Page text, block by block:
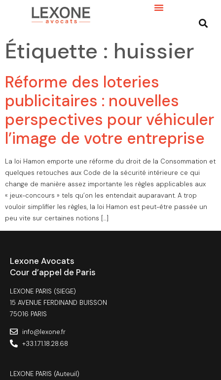
Étiquette : huissier
Réforme des loteries
publicitaires : nouvelles
perspectives pour véhiculer
l’image de votre entreprise
La loi Hamon emporte une réforme du droit de la Consommation et
quelques retouches aux Code de la sécurité intérieure ce qui
change de manière assez importante les règles applicables aux
« jeux-concours » tels qu’on les entendait auparavant. A trop
vouloir simplifier les règles, la loi Hamon est peut-être passée un
peu vite sur certaines notions […]
Lexone Avocats
Cour d’appel de Paris
LEXONE PARIS (SIEGE)
15 AVENUE FERDINAND BUISSON
75016 PARIS
info@lexone.fr
+33.1.71.18.28.68
LEXONE PARIS (Auteuil)